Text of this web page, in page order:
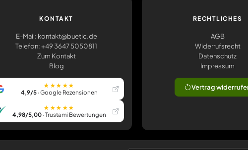
KONTAKT
E-Mail: kontakt@buetic.de
Telefon: +49 3647 5050811
Zum Kontakt
Blog
★★★★★
4,9/5 · Google Rezensionen
★★★★★
4,98/5,00 · Trustami Bewertungen
RECHTLICHES
AGB
Widerrufsrecht
Datenschutz
Impressum
Vertrag